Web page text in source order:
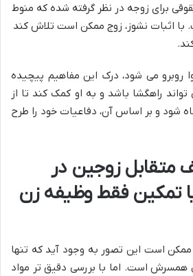
برای زوجه در نظر گرفته شده که منوط
با اثبات نشوز، زوج ممکن است تلاش کند
روبرو می شود، درک این مفاهیم پیچیده
راهگشا باشد و به او کمک کند تا از
شود و بر اساس آن، دفاعیات خود را طرح
متقابل زوجین در
تمکین فقط وظیفه زن
ممکن است این تصور به وجود آید که تنها
همسرش است. اما با بررسی دقیق تر مواد